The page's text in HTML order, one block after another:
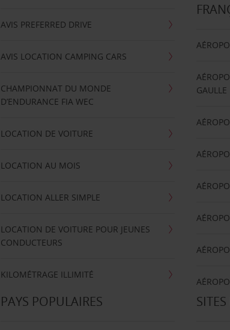
AVIS PREFERRED DRIVE
AVIS LOCATION CAMPING CARS
CHAMPIONNAT DU MONDE
D’ENDURANCE FIA WEC
LOCATION DE VOITURE
LOCATION AU MOIS
LOCATION ALLER SIMPLE
LOCATION DE VOITURE POUR JEUNES
CONDUCTEURS
KILOMÉTRAGE ILLIMITÉ
GAULLE
PAYS POPULAIRES